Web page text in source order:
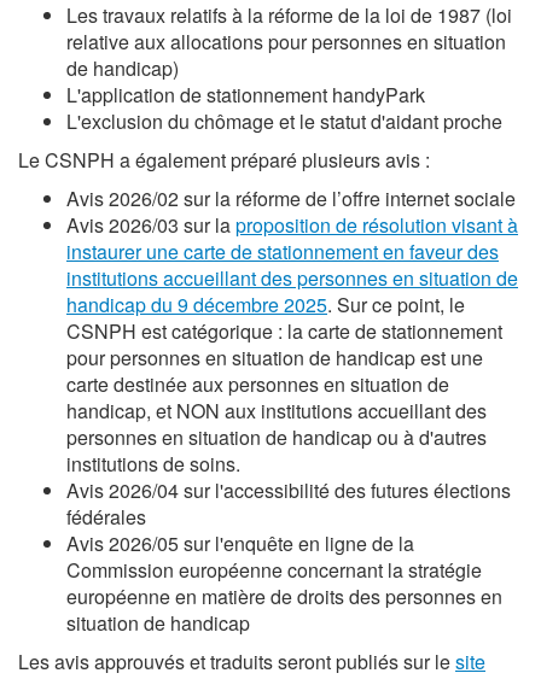
Les travaux relatifs à la réforme de la loi de 1987 (loi
relative aux allocations pour personnes en situation
de handicap)
L'application de stationnement handyPark
L'exclusion du chômage et le statut d'aidant proche
Le CSNPH a également préparé plusieurs avis :
Avis 2026/02 sur la réforme de l’offre internet sociale
Avis 2026/03 sur laproposition de résolution visant à
instaurer une carte de stationnement en faveur des
institutions accueillant des personnes en situation de
handicap du 9 décembre 2025. Sur ce point, le
CSNPH est catégorique : la carte de stationnement
pour personnes en situation de handicap est une
carte destinée aux personnes en situation de
handicap, et NON aux institutions accueillant des
personnes en situation de handicap ou à d'autres
institutions de soins.
Avis 2026/04 sur l'accessibilité des futures élections
fédérales
Avis 2026/05 sur l'enquête en ligne de la
Commission européenne concernant la stratégie
européenne en matière de droits des personnes en
situation de handicap
Les avis approuvés et traduits seront publiés sur lesite